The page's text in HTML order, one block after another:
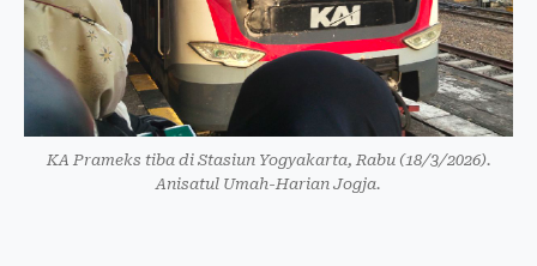
KA Prameks tiba di Stasiun Yogyakarta, Rabu (18/3/2026).
Anisatul Umah-Harian Jogja.